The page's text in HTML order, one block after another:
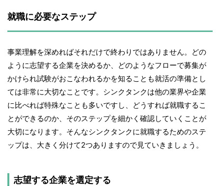
就職に必要なステップ
事業理解を深めればそれだけで終わりではありません。どの
ように志望する企業を決めるか、どのようなフローで募集が
かけられ試験がおこなわれるかを知ることも就活の準備とし
ては非常に大切なことです。シンクタンクは他の業界や企業
に比べれば特殊なことも多いですし、どうすれば就職するこ
とができるのか、そのステップを細かく確認していくことが
大切になります。そんなシンクタンクに就職するためのステ
ップは、大きく分けて2つありますので見ていきましょう。
志望する企業を選定する